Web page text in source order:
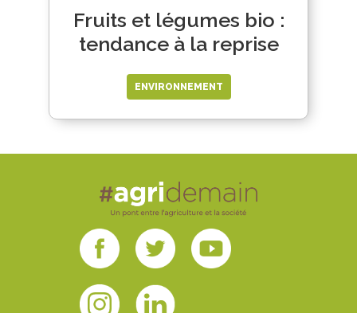
Fruits et légumes bio :
tendance à la reprise
ENVIRONNEMENT